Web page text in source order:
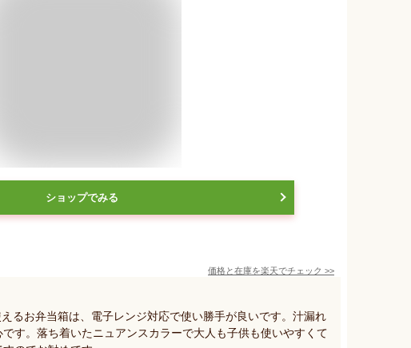
ショップでみる
価格と在庫を楽天でチェック >>
るお弁当箱は、電子レンジ対応で使い勝手が良いです。汁漏れ
す。落ち着いたニュアンスカラーで大人も子供も使いやすくて